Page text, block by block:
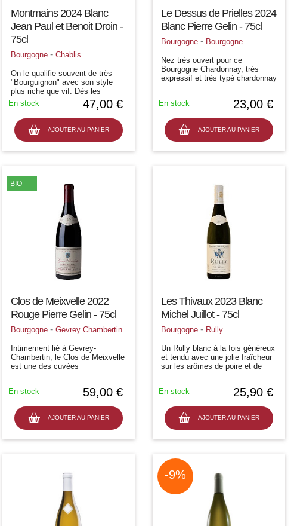
Montmains 2024 Blanc
Jean Paul et Benoit Droin -
75cl
Bourgogne - Chablis
On le qualifie souvent de très
"Bourguignon" avec son style
plus riche que vif. Dès les
premières années, on trouve des
arômes de fruits jaunes, d'abricot
mais aussi de noisette et
d'amande...
47,00 €
AJOUTER AU PANIER
En stock
Le Dessus de Prielles 2024
Blanc Pierre Gelin - 75cl
Bourgogne - Bourgogne
Nez très ouvert pour ce
Bourgogne Chardonnay, très
expressif et très typé chardonnay
fruitée rappelant la mirabelle. Le
23,00 €
AJOUTER AU PANIER
En stock
Clos de Meixvelle 2022
Rouge Pierre Gelin - 75cl
Bourgogne - Gevrey Chambertin
Intimement lié à Gevrey-
Chambertin, le Clos de Meixvelle
est une des cuvées
59,00 €
AJOUTER AU PANIER
En stock
BIO
Les Thivaux 2023 Blanc
Michel Juillot - 75cl
Bourgogne - Rully
Un Rully blanc à la fois généreux
et tendu avec une jolie fraîcheur
sur les arômes de poire et de
une bonne persistance et de la
25,90 €
AJOUTER AU PANIER
En stock
-9%